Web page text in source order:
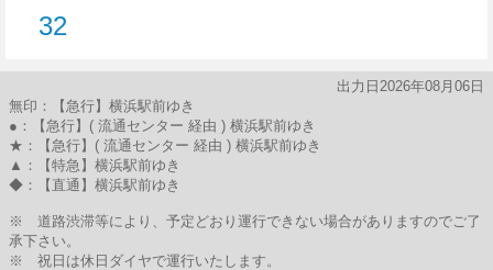
32
出力日2026年08月06日
無印：【急行】横浜駅前ゆき
●：【急行】( 流通センター 経由 ) 横浜駅前ゆき
★：【急行】( 流通センター 経由 ) 横浜駅前ゆき
▲：【特急】横浜駅前ゆき
◆：【直通】横浜駅前ゆき
※ 道路渋滞等により、予定どおり運行できない場合がありますのでご了
承下さい。
※ 祝日は休日ダイヤで運行いたします。